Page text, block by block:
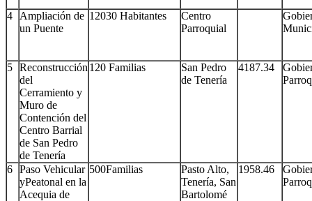
4
Ampliación de
un Puente
12030 Habitantes
Centro
Parroquial
5 Reconstrucción
del
Cerramiento y
Muro de
Contención del
Centro Barrial
de San Pedro
de Tenería
120 Familias
San Pedro
de Tenería
4187.34
6 Paso Vehicular
yPeatonal en la
Acequia de
500Familias
Pasto Alto,
Tenería, San
Bartolomé
1958.46